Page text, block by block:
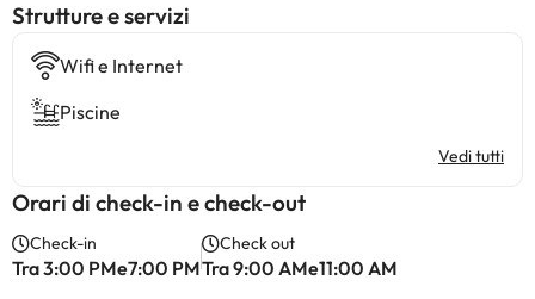
​Strutture e servizi
Wifi e Internet
Piscine
Vedi tutti
Orari di check-in e check-out
Check-in
Tra 3:00 PMe7:00 PM
Check out
Tra 9:00 AMe11:00 AM